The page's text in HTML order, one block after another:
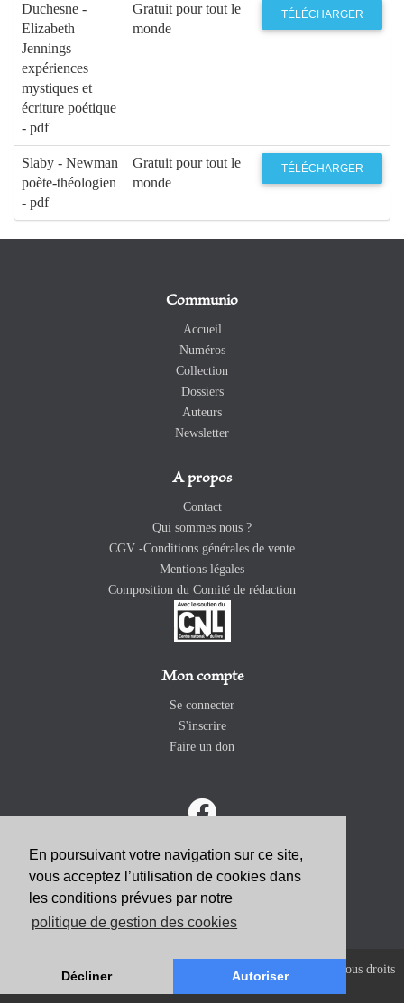
En poursuivant votre navigation sur ce site,
vous acceptez l’utilisation de cookies dans
les conditions prévues par notre
politique de gestion des cookies
Décliner Autoriser
Duchesne -
Elizabeth
Jennings
expériences
mystiques et
écriture poétique
- pdf
Gratuit pour tout le
monde
TÉLÉCHARGER
Slaby - Newman
poète-théologien
- pdf
Gratuit pour tout le
monde
TÉLÉCHARGER
Communio
Accueil
Numéros
Collection
Dossiers
Auteurs
Newsletter
A propos
Contact
Qui sommes nous ?
CGV -Conditions générales de vente
Mentions légales
Composition du Comité de rédaction
Mon compte
Se connecter
S'inscrire
Faire un don
ABONNEZ-VOUS
Copyright 2026 Revue Catholique Internationale COMMUNIO. Tous droits